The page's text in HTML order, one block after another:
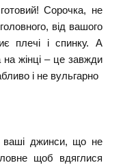
Сорочка, не
від вашого
плечі і спинку. А
на жінці – це завжди
і не вульгарно
ваші джинси, що не
щоб вдяглися